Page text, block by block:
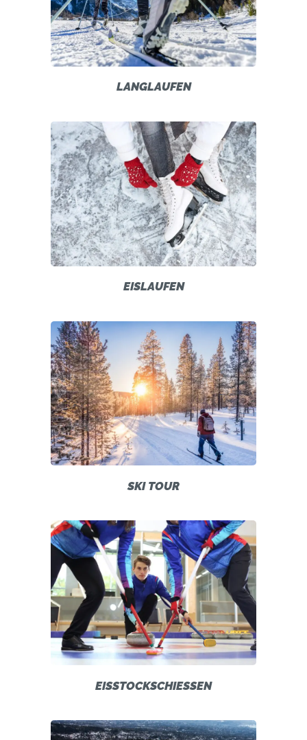
LANGLAUFEN
EISLAUFEN
SKI TOUR
EISSTOCKSCHIESSEN